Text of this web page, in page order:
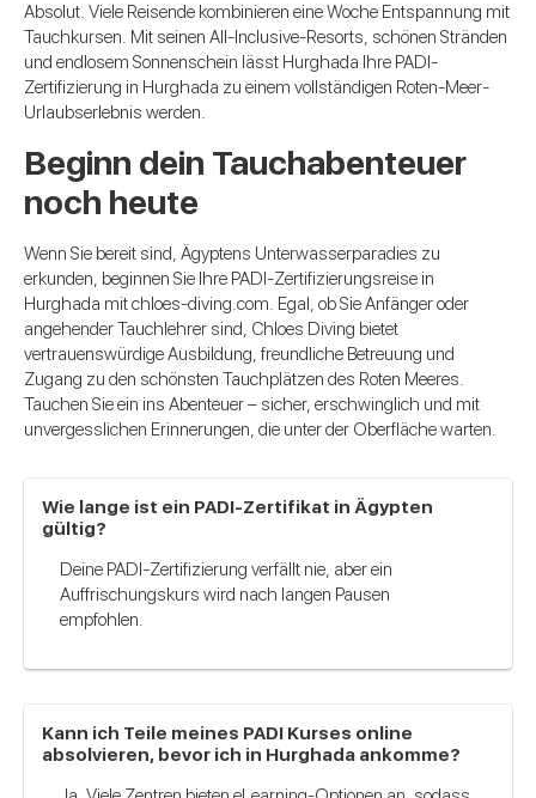
Absolut. Viele Reisende kombinieren eine Woche Entspannung mit
Tauchkursen. Mit seinen All-Inclusive-Resorts, schönen Stränden
und endlosem Sonnenschein lässt Hurghada Ihre PADI-
Zertifizierung in Hurghada zu einem vollständigen Roten-Meer-
Urlaubserlebnis werden.
Beginn dein Tauchabenteuer
noch heute
Wenn Sie bereit sind, Ägyptens Unterwasserparadies zu
erkunden, beginnen Sie Ihre PADI-Zertifizierungsreise in
Hurghada mit chloes-diving.com. Egal, ob Sie Anfänger oder
angehender Tauchlehrer sind, Chloes Diving bietet
vertrauenswürdige Ausbildung, freundliche Betreuung und
Zugang zu den schönsten Tauchplätzen des Roten Meeres.
Tauchen Sie ein ins Abenteuer – sicher, erschwinglich und mit
unvergesslichen Erinnerungen, die unter der Oberfläche warten.
Wie lange ist ein PADI-Zertifikat in Ägypten
gültig?
Deine PADI-Zertifizierung verfällt nie, aber ein
Auffrischungskurs wird nach langen Pausen
empfohlen.
Kann ich Teile meines PADI Kurses online
absolvieren, bevor ich in Hurghada ankomme?